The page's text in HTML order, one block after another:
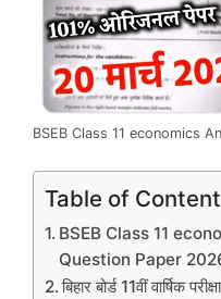
BSEB Class 11 economics
Table of
BSEB Class 11
Question Paper
बिहार बोर्ड 11वीं